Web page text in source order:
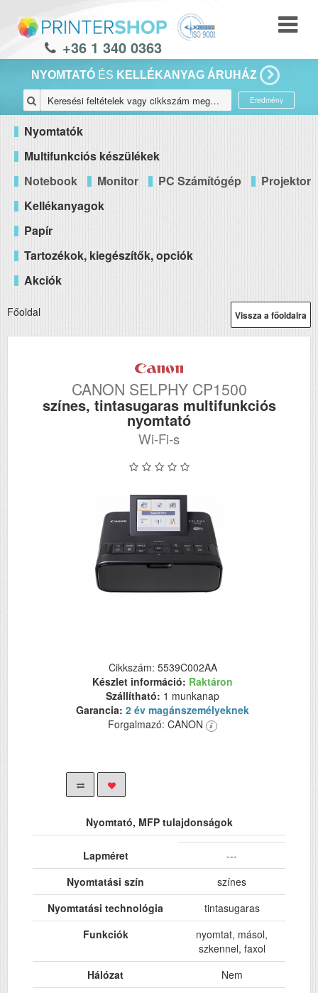
+36 1 340 0363
NYOMTATÓ ÉS KELLÉKANYAG ÁRUHÁZ
Eredmény
Nyomtatók
Multifunkciós készülékek
Notebook
Monitor PC Számítógép
Projektor
Kellékanyagok
Papír
Tartozékok, kiegészítők, opciók
Akciók
Vissza a főoldalra
Főoldal
CANON SELPHY CP1500
színes, tintasugaras multifunkciós
nyomtató
Wi-Fi-s
Cikkszám: 5539C002AA
Készlet információ: Raktáron
Szállítható: 1 munkanap
Garancia: 2 év magánszemélyeknek
Forgalmazó: CANON
Nyomtató, MFP tulajdonságok
Lapméret
---
Nyomtatási szín
színes
Nyomtatási technológia
tintasugaras
Funkciók
nyomtat, másol,
szkennel, faxol
Hálózat
Nem